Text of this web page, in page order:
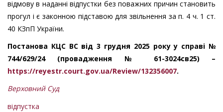
відмову в наданні відпустки без поважних причин становить
прогул і є законною підставою для звільнення за п. 4 ч. 1 ст.
40 КЗпП України.
Постанова КЦС ВС від 3 грудня 2025 року у справі №
744/629/24 (провадження № 61-3024св25) –
https://reyestr.court.gov.ua/Review/132356007.
Верховний Суд
відпустка